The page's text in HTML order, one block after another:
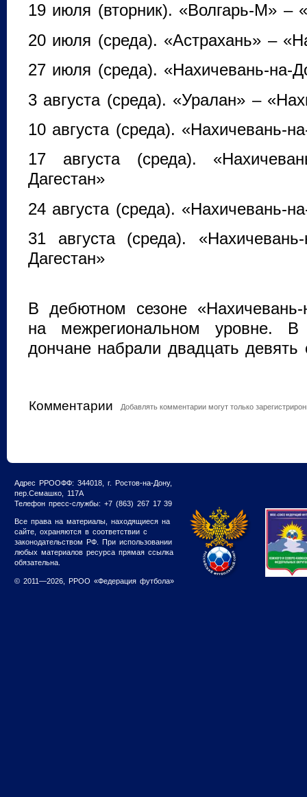
19 июля (вторник). «Волгарь-М» –
20 июля (среда). «Астрахань» –
27 июля (среда). «Нахичевань-на-
3 августа (среда). «Уралан» –
10 августа (среда). «Нахичевань-
17 августа (среда).
Дагестан»
24 августа (среда). «Нахичевань-
31 августа (среда).
Дагестан»
В дебютном сезоне
на межрегиональном уровне. В
дончане набрали двадцать девять
Комментарии Добавлять комментарии могут только
Адрес РРООФФ: 344018, г. Ростов-на-Дону,
пер.Семашко, 117А
Телефон пресс-службы: +7 (863) 267 17 39
Все права на материалы, находящиеся на
сайте, охраняются в соответствии с
законодательством РФ. При использовании
любых материалов ресурса прямая ссылка
обязательна.
© 2011—2026, РРОО «Федерация футбола»